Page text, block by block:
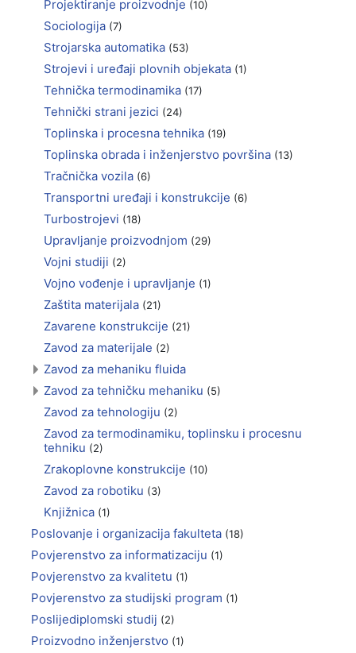
Projektiranje proizvodnje (10)
Sociologija (7)
Strojarska automatika (53)
Strojevi i uređaji plovnih objekata (1)
Tehnička termodinamika (17)
Tehnički strani jezici (24)
Toplinska i procesna tehnika (19)
Toplinska obrada i inženjerstvo površina (13)
Tračnička vozila (6)
Transportni uređaji i konstrukcije (6)
Turbostrojevi (18)
Upravljanje proizvodnjom (29)
Vojni studiji (2)
Vojno vođenje i upravljanje (1)
Zaštita materijala (21)
Zavarene konstrukcije (21)
Zavod za materijale (2)
Zavod za mehaniku fluida
Zavod za tehničku mehaniku (5)
Zavod za tehnologiju (2)
Zavod za termodinamiku, toplinsku i procesnu
tehniku (2)
Zrakoplovne konstrukcije (10)
Zavod za robotiku (3)
Knjižnica (1)
Poslovanje i organizacija fakulteta (18)
Povjerenstvo za informatizaciju (1)
Povjerenstvo za kvalitetu (1)
Povjerenstvo za studijski program (1)
Poslijediplomski studij (2)
Proizvodno inženjerstvo (1)